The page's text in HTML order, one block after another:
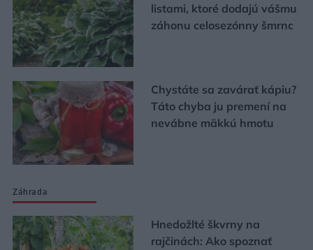
listami, ktoré dodajú vášmu
záhonu celosezónny šmrnc
Chystáte sa zavárať kápiu?
Táto chyba ju premení na
nevábne mäkkú hmotu
Záhrada
Hnedožlté škvrny na
rajčinách: Ako spoznať